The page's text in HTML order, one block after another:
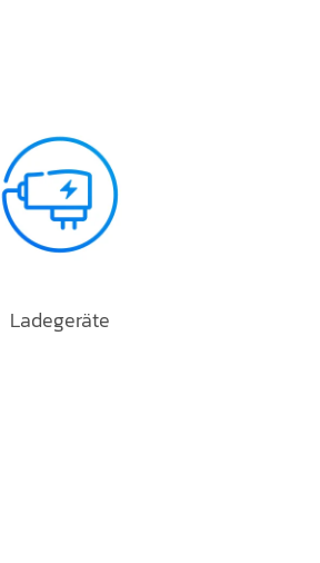
Ladegeräte